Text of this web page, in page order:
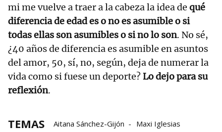
mi me vuelve a traer a la cabeza la idea de qué
diferencia de edad es o no es asumible o si
todas ellas son asumibles o si no lo son. No sé,
¿40 años de diferencia es asumible en asuntos
del amor, 50, sí, no, según, deja de numerar la
vida como si fuese un deporte?Lo dejo para su
reflexión.
TEMAS Aitana Sánchez-Gijón Maxi Iglesias